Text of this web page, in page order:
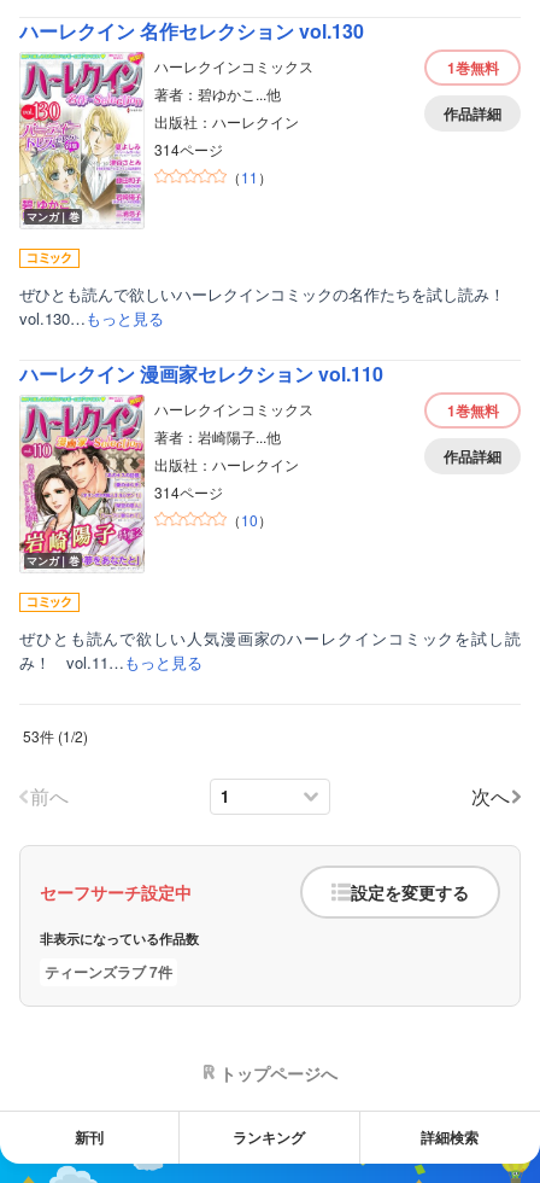
ハーレクイン 名作セレクション vol.130
マンガ｜巻
ハーレクインコミックス
著者：碧ゆかこ...他
出版社：ハーレクイン
314ページ
（11 ）
1巻無料
作品詳細
ぜひとも読んで欲しいハーレクインコミックの名作たちを試し読み！
vol.130…もっと見る
ハーレクイン 漫画家セレクション vol.110
マンガ｜巻
ハーレクインコミックス
著者：岩崎陽子...他
出版社：ハーレクイン
314ページ
（10）
1巻無料
作品詳細
ぜひとも読んで欲しい人気漫画家のハーレクインコミックを試し読
み！ vol.11…もっと見る
53件 (1/2)
前へ 次へ
セーフサーチ設定中 設定を変更する
非表示になっている作品数
ティーンズラブ 7件
トップページへ
新刊 ランキング 詳細検索